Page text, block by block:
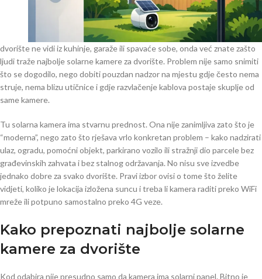
dvorište ne vidi iz kuhinje, garaže ili spavaće sobe, onda već znate zašto
ljudi traže najbolje solarne kamere za dvorište. Problem nije samo snimiti
što se dogodilo, nego dobiti pouzdan nadzor na mjestu gdje često nema
struje, nema blizu utičnice i gdje razvlačenje kablova postaje skuplje od
same kamere.
Tu solarna kamera ima stvarnu prednost. Ona nije zanimljiva zato što je
“moderna”, nego zato što rješava vrlo konkretan problem – kako nadzirati
ulaz, ogradu, pomoćni objekt, parkirano vozilo ili stražnji dio parcele bez
građevinskih zahvata i bez stalnog održavanja. No nisu sve izvedbe
jednako dobre za svako dvorište. Pravi izbor ovisi o tome što želite
vidjeti, koliko je lokacija izložena suncu i treba li kamera raditi preko WiFi
mreže ili potpuno samostalno preko 4G veze.
Kako prepoznati najbolje solarne
kamere za dvorište
Kod odabira nije presudno samo da kamera ima solarni panel. Bitno je